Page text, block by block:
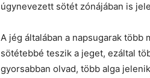
úgynevezett sötét zónájában is
A jég általában a napsugarak több
sötétebbé teszik a jeget, ezáltal
gyorsabban olvad, több alga